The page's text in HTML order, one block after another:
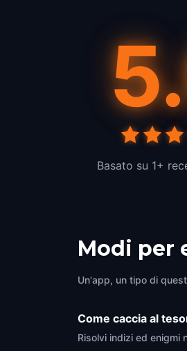
Basato su 1+
Modi per
Un'app, un tipo di
Come caccia al
Risolvi indizi ed enigmi